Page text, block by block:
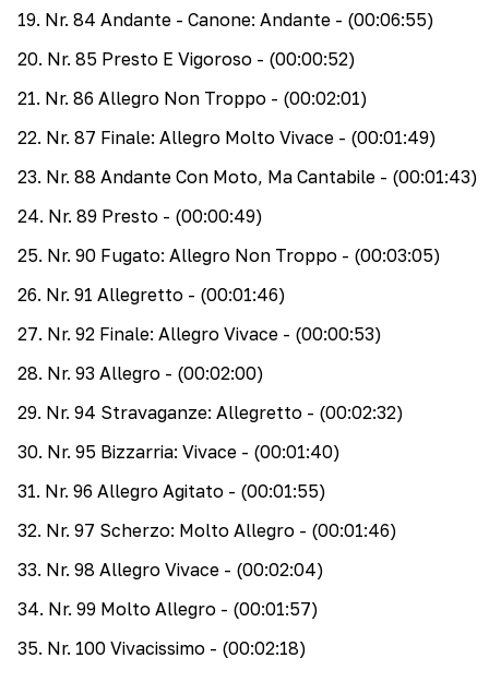
19. Nr. 84 Andante - Canone: Andante - (00:06:55)
20. Nr. 85 Presto E Vigoroso - (00:00:52)
21. Nr. 86 Allegro Non Troppo - (00:02:01)
22. Nr. 87 Finale: Allegro Molto Vivace - (00:01:49)
23. Nr. 88 Andante Con Moto, Ma Cantabile - (00:01:43)
24. Nr. 89 Presto - (00:00:49)
25. Nr. 90 Fugato: Allegro Non Troppo - (00:03:05)
26. Nr. 91 Allegretto - (00:01:46)
27. Nr. 92 Finale: Allegro Vivace - (00:00:53)
28. Nr. 93 Allegro - (00:02:00)
29. Nr. 94 Stravaganze: Allegretto - (00:02:32)
30. Nr. 95 Bizzarria: Vivace - (00:01:40)
31. Nr. 96 Allegro Agitato - (00:01:55)
32. Nr. 97 Scherzo: Molto Allegro - (00:01:46)
33. Nr. 98 Allegro Vivace - (00:02:04)
34. Nr. 99 Molto Allegro - (00:01:57)
35. Nr. 100 Vivacissimo - (00:02:18)